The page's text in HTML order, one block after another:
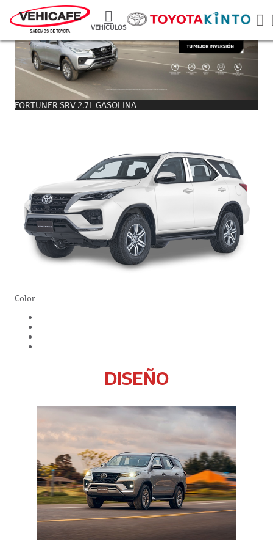
VEHÍCULOS
FORTUNER SRV 2.7L GASOLINA
Color
DISEÑO